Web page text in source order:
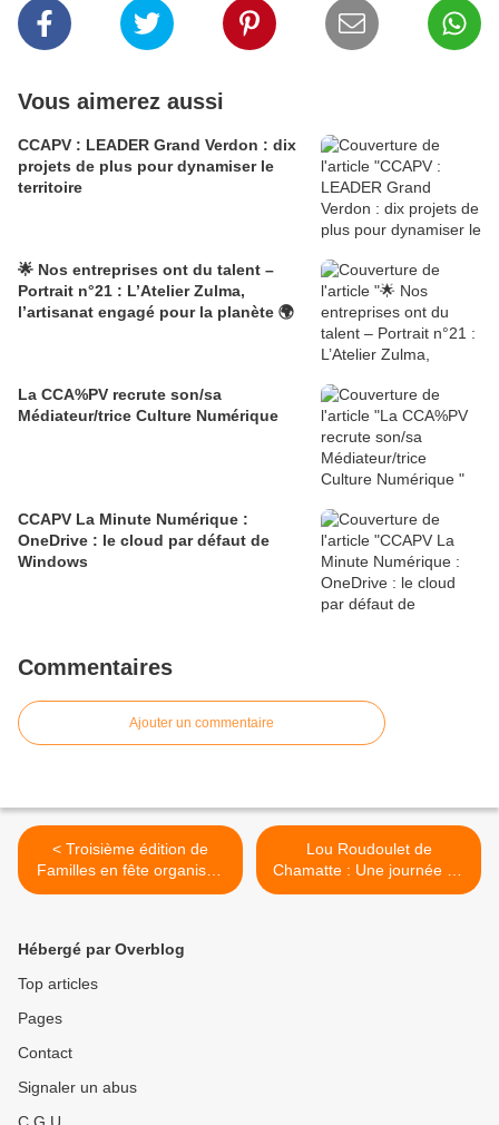
Vous aimerez aussi
CCAPV : LEADER Grand Verdon : dix
projets de plus pour dynamiser le
territoire
🌟 Nos entreprises ont du talent –
Portrait n°21 : L’Atelier Zulma,
l’artisanat engagé pour la planète 🌍
La CCA%PV recrute son/sa
Médiateur/trice Culture Numérique
CCAPV La Minute Numérique :
OneDrive : le cloud par défaut de
Windows​​​​​​​
Commentaires
Ajouter un commentaire
< Troisième édition de
Familles en fête organisée
par Art et Culture-La
Lou Roudoulet de
Chamatte : Une journée de
convivialité à l’Adrech >
Hébergé par Overblog
Top articles
Pages
Contact
Signaler un abus